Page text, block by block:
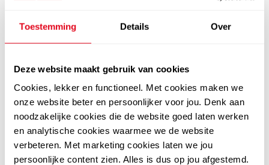
Toestemming Details Over
Deze website maakt gebruik van cookies
Cookies, lekker en functioneel. Met cookies maken we
onze website beter en persoonlijker voor jou. Denk aan
noodzakelijke cookies die de website goed laten werken
en analytische cookies waarmee we de website
verbeteren. Met marketing cookies laten we jou
persoonlijke content zien. Alles is dus op jou afgestemd.